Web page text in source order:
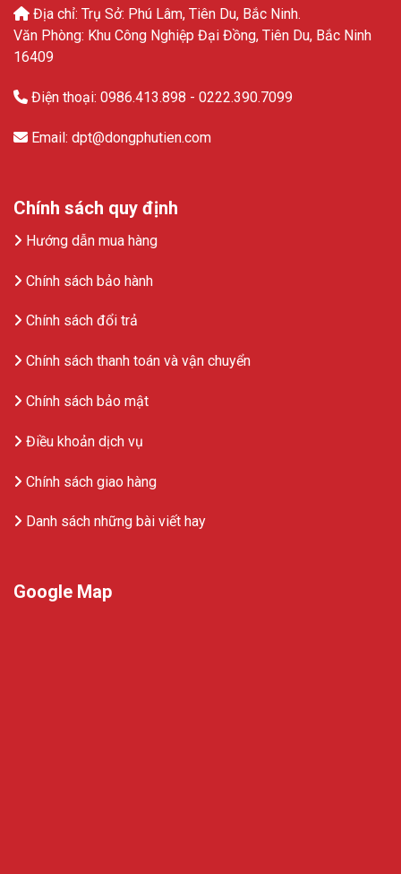
Địa chỉ: Trụ Sở: Phú Lâm, Tiên Du, Bắc Ninh.
Văn Phòng: Khu Công Nghiệp Đại Đồng, Tiên Du, Bắc Ninh
16409
Điện thoại: 0986.413.898 - 0222.390.7099
Email: dpt@dongphutien.com
Chính sách quy định
Hướng dẫn mua hàng
Chính sách bảo hành
Chính sách đổi trả
Chính sách thanh toán và vận chuyển
Chính sách bảo mật
Điều khoản dịch vụ
Chính sách giao hàng
Danh sách những bài viết hay
Google Map